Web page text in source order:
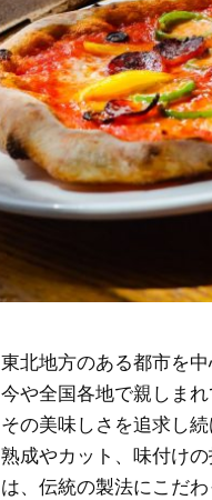
東北地方のある都市を
今や全国各地で親しま
その美味しさを追求し
熟成やカット、味付け
は、伝統の製法にこだ